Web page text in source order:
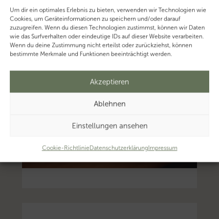
Um dir ein optimales Erlebnis zu bieten, verwenden wir Technologien wie
Cookies, um Geräteinformationen zu speichern und/oder darauf
zuzugreifen. Wenn du diesen Technologien zustimmst, können wir Daten
wie das Surfverhalten oder eindeutige IDs auf dieser Website verarbeiten.
Wenn du deine Zustimmung nicht erteilst oder zurückziehst, können
bestimmte Merkmale und Funktionen beeinträchtigt werden.
Akzeptieren
Ablehnen
Einstellungen ansehen
Cookie-RichtlinieDatenschutzerklärungImpressum